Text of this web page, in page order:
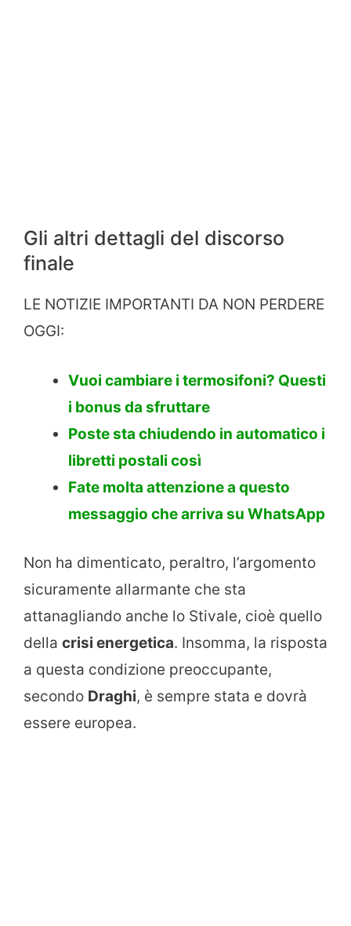
Gli altri dettagli del discorso
finale
LE NOTIZIE IMPORTANTI DA NON PERDERE
OGGI:
Vuoi cambiare i termosifoni? Questi
i bonus da sfruttare
Poste sta chiudendo in automatico i
libretti postali così
Fate molta attenzione a questo
messaggio che arriva su WhatsApp
Non ha dimenticato, peraltro, l’argomento
sicuramente allarmante che sta
attanagliando anche lo Stivale, cioè quello
della crisi energetica. Insomma, la risposta
a questa condizione preoccupante,
secondo Draghi, è sempre stata e dovrà
essere europea.